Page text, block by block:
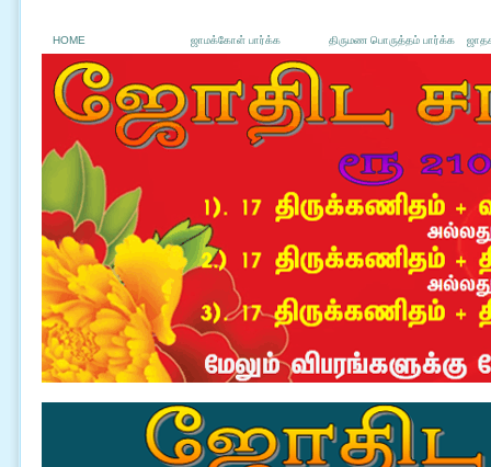
HOME ஜாமக்கோள் பார்க்க திருமண பொருத்தம் பார்க்க